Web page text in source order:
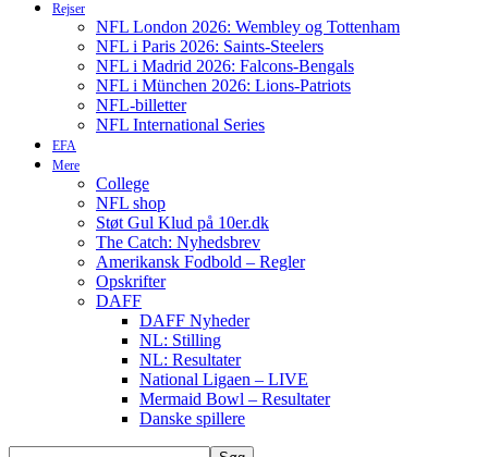
Rejser
NFL London 2026: Wembley og Tottenham
NFL i Paris 2026: Saints-Steelers
NFL i Madrid 2026: Falcons-Bengals
NFL i München 2026: Lions-Patriots
NFL-billetter
NFL International Series
EFA
Mere
College
NFL shop
Støt Gul Klud på 10er.dk
The Catch: Nyhedsbrev
Amerikansk Fodbold – Regler
Opskrifter
DAFF
DAFF Nyheder
NL: Stilling
NL: Resultater
National Ligaen – LIVE
Mermaid Bowl – Resultater
Danske spillere